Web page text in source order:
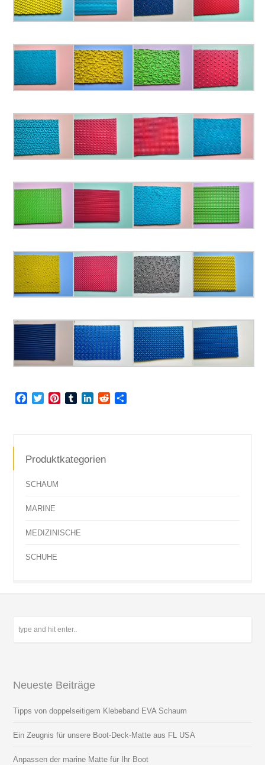
Facebook
TwitterPinterestTumblrLinkedInReddit
Produktkategorien
SCHAUM
MARINE
MEDIZINISCHE
SCHUHE
Neueste Beiträge
Tipps von doppelseitigem Klebeband EVA Schaum
Ein Zeugnis für unsere Boot-Deck-Matte aus FL USA
Anpassen der marine Matte für Ihr Boot